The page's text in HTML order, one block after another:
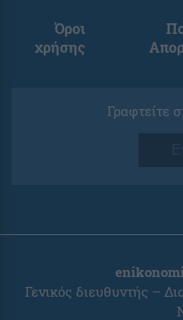
Όροι
χρήσης
Γραφτείτε
Γενικός διευθυντής –